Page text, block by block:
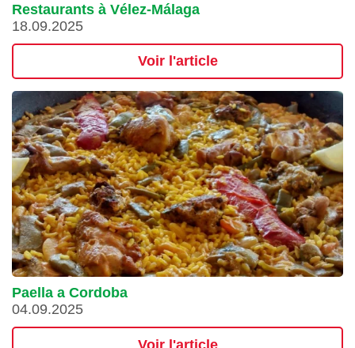
Restaurants à Vélez-Málaga
18.09.2025
Voir l'article
Paella a Cordoba
04.09.2025
Voir l'article